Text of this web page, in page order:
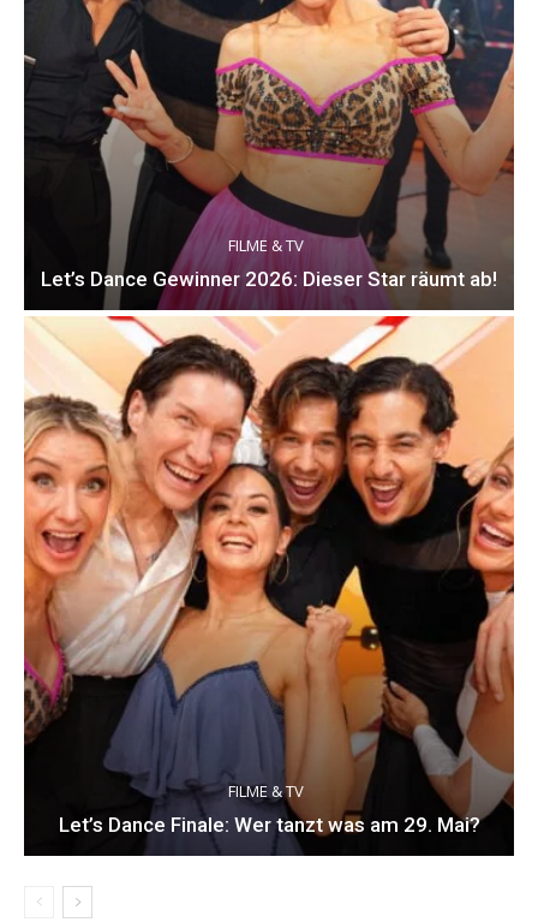
FILME & TV
Let’s Dance Gewinner 2026: Dieser Star räumt ab!
FILME & TV
Let’s Dance Finale: Wer tanzt was am 29. Mai?